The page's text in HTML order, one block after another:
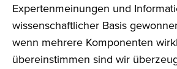
Expertenmeinungen und
wissenschaftlicher Basis
wenn mehrere Komponenten
übereinstimmen sind wir